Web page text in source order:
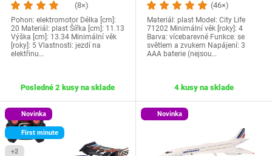
(8×)
Pohon: elektromotor Délka [cm]:
20 Materiál: plast Šířka [cm]: 11.13
Výška [cm]: 13.34 Minimální věk
[roky]: 5 Vlastnosti: jezdí na
elektřinu…
Posledné 2 kusy na sklade
(46×)
Materiál: plast Model: City Life
71202 Minimální věk [roky]: 4
Barva: vícebarevné Funkce: se
světlem a zvukem Napájení: ‎3
AAA baterie (nejsou…
4 kusy na sklade
Novinka
First minute
+2
Novinka